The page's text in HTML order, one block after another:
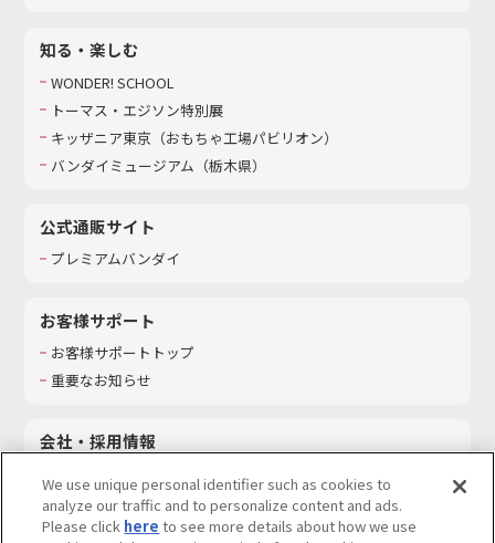
知る・楽しむ
WONDER! SCHOOL
トーマス・エジソン特別展
キッザニア東京（おもちゃ工場パビリオン）​
バンダイミュージアム（栃木県）
公式通販サイト
プレミアムバンダイ
お客様サポート
お客様サポートトップ
重要なお知らせ
会社・採用情報
採用情報
サステナビリティ
We use unique personal identifier such as cookies to
analyze our traffic and to personalize content and ads.
Please click here to see more details about how we use